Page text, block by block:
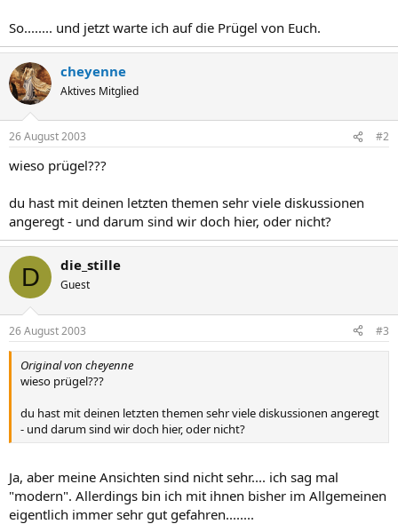
So........ und jetzt warte ich auf die Prügel von Euch.
cheyenne
Aktives Mitglied
26 August 2003 #2
wieso prügel???
du hast mit deinen letzten themen sehr viele diskussionen
angeregt - und darum sind wir doch hier, oder nicht?
D die_stille
Guest
26 August 2003 #3
Original von cheyenne
wieso prügel???
du hast mit deinen letzten themen sehr viele diskussionen angeregt
- und darum sind wir doch hier, oder nicht?
Ja, aber meine Ansichten sind nicht sehr.... ich sag mal
"modern". Allerdings bin ich mit ihnen bisher im Allgemeinen
eigentlich immer sehr gut gefahren........